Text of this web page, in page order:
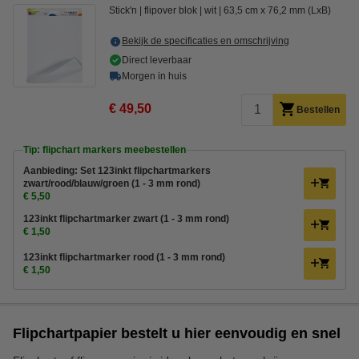
Stick'n flipover blok wit 63,5 cm x 76,2 mm (LxB)
Bekijk de specificaties en omschrijving
Direct leverbaar
Morgen in huis
€ 49,50 Bestellen
Tip: flipchart markers meebestellen
Aanbieding: Set 123inkt flipchartmarkers
zwart/rood/blauw/groen (1 - 3 mm rond)
€ 5,50
123inkt flipchartmarker zwart (1 - 3 mm rond)
€ 1,50
123inkt flipchartmarker rood (1 - 3 mm rond)
€ 1,50
Flipchartpapier bestelt u hier eenvoudig en snel